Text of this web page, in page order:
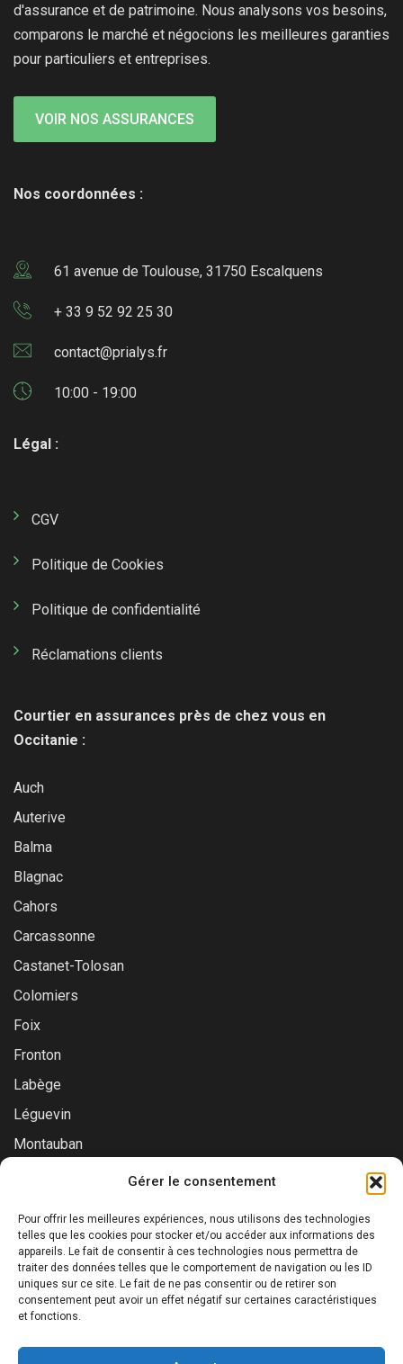
Gérer le consentement
Pour offrir les meilleures expériences, nous utilisons des technologies
telles que les cookies pour stocker et/ou accéder aux informations des
appareils. Le fait de consentir à ces technologies nous permettra de
traiter des données telles que le comportement de navigation ou les ID
uniques sur ce site. Le fait de ne pas consentir ou de retirer son
consentement peut avoir un effet négatif sur certaines caractéristiques
et fonctions.
d'assurance et de patrimoine. Nous analysons vos besoins,
comparons le marché et négocions les meilleures garanties
pour particuliers et entreprises.
VOIR NOS ASSURANCES
Nos coordonnées :
61 avenue de Toulouse, 31750 Escalquens
+ 33 9 52 92 25 30
contact@prialys.fr
10:00 - 19:00
Légal :
CGV
Politique de Cookies
Politique de confidentialité
Réclamations clients
Courtier en assurances près de chez vous en
Occitanie :
Auch
Auterive
Balma
Blagnac
Cahors
Carcassonne
Castanet-Tolosan
Colomiers
Foix
Fronton
Labège
Léguevin
Montauban
Saint-Lys
Tournefeuille
Toulouse